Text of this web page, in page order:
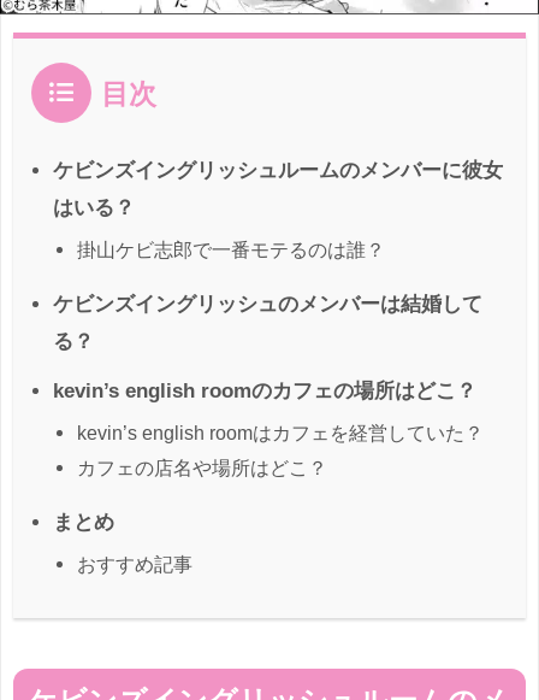
目次
ケビンズイングリッシュルームのメンバーに彼女
はいる？
掛山ケビ志郎で一番モテるのは誰？
ケビンズイングリッシュのメンバーは結婚して
る？
kevin’s english roomのカフェの場所はどこ？
kevin’s english roomはカフェを経営していた？
カフェの店名や場所はどこ？
まとめ
おすすめ記事